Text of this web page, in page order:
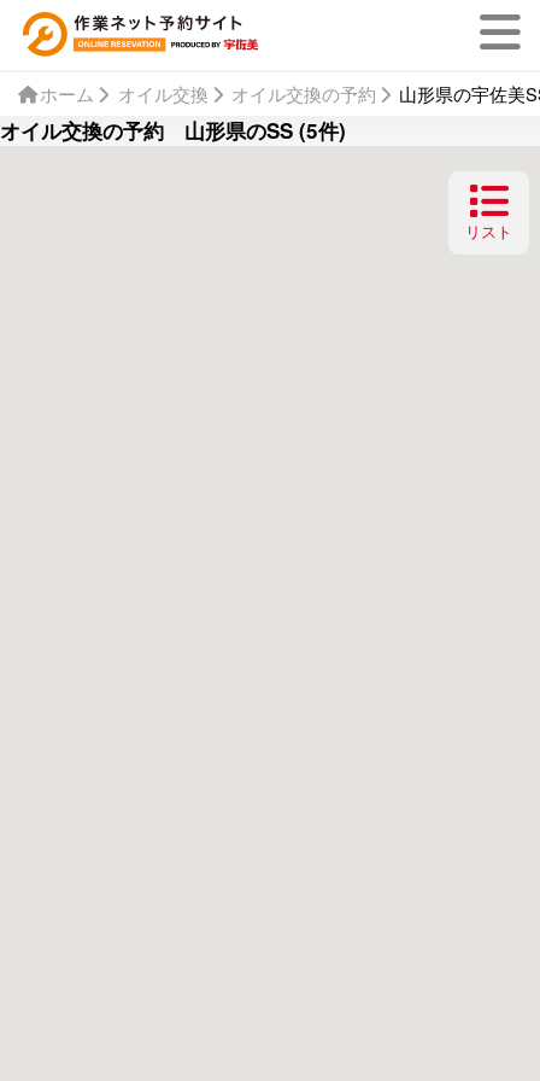
ホーム オイル交換 オイル交換の予約 山形県の宇佐美
オイル交換の予約 山形県のSS (5件)
リスト